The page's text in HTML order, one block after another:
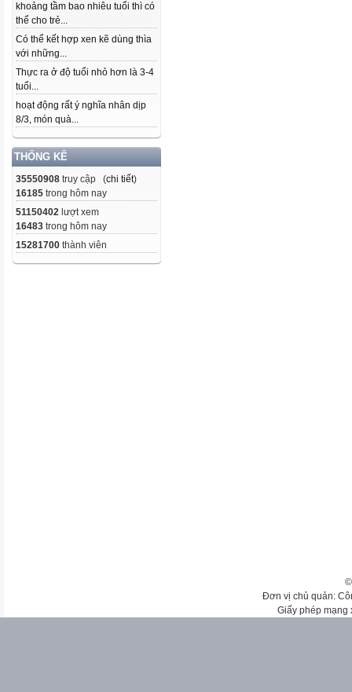
khoảng tầm bao nhiêu tuổi thì có
thể cho trẻ...
Có thể kết hợp xen kẽ dùng thìa
với những...
Thực ra ở độ tuổi nhỏ hơn là 3-4
tuổi...
hoạt động rất ý nghĩa nhân dịp
8/3, món quà...
THỐNG KÊ
35550908 truy cập (chi tiết)
16185 trong hôm nay
51150402 lượt xem
16483 trong hôm nay
15281700 thành viên
Đơn vị chủ quản:
Giấy phép mạng